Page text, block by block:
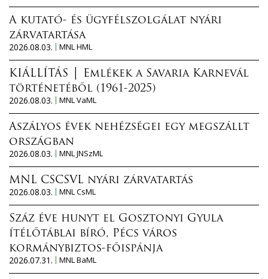
A kutató- és ügyfélszolgálat nyári
zárvatartása
2026.08.03.
MNL HML
KIÁLLÍTÁS │ Emlékek a Savaria Karnevál
történetéből (1961-2025)
2026.08.03.
MNL VaML
Aszályos évek nehézségei egy megszállt
országban
2026.08.03.
MNL JNSzML
MNL CSCSVL nyári zárvatartás
2026.08.03.
MNL CsML
Száz éve hunyt el Gosztonyi Gyula
ítélőtáblai bíró, Pécs város
kormánybiztos-főispánja
2026.07.31.
MNL BaML